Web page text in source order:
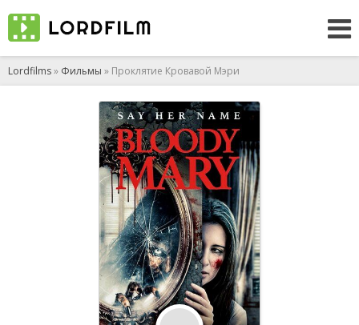
Lordfilms» Фильмы » Проклятие Кровавой Мэри